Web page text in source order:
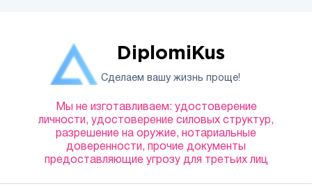
DiplomiKus
Сделаем вашу жизнь проще!
Мы не изготавливаем: удостоверение
личности, удостоверение силовых структур,
разрешение на оружие, нотариальные
доверенности, прочие документы
предоставляющие угрозу для третьих лиц